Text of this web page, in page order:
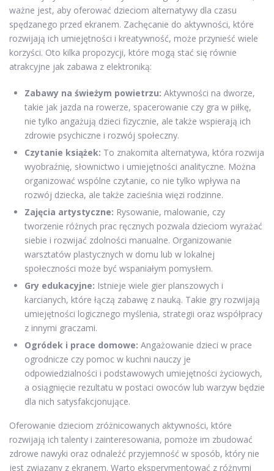
ważne jest, aby oferować dzieciom alternatywy dla czasu
spędzanego przed ekranem. Zachęcanie do aktywności, które
rozwijają ich umiejętności i kreatywność, może przynieść wiele
korzyści. Oto kilka propozycji, które mogą stać się równie
atrakcyjne jak zabawa z elektroniką:
Zabawy na świeżym powietrzu: Aktywności na dworze,
takie jak jazda na rowerze, spacerowanie czy gra w piłkę,
nie tylko angażują dzieci fizycznie, ale także wspierają ich
zdrowie psychiczne i rozwój społeczny.
Czytanie książek: To znakomita alternatywa, która rozwija
wyobraźnię, słownictwo i umiejętności analityczne. Można
organizować wspólne czytanie, co nie tylko wpływa na
rozwój dziecka, ale także zacieśnia więzi rodzinne.
Zajęcia artystyczne: Rysowanie, malowanie, czy
tworzenie różnych prac ręcznych pozwala dzieciom wyrażać
siebie i rozwijać zdolności manualne. Organizowanie
warsztatów plastycznych w domu lub w lokalnej
społeczności może być wspaniałym pomysłem.
Gry edukacyjne: Istnieje wiele gier planszowych i
karcianych, które łączą zabawę z nauką. Takie gry rozwijają
umiejętności logicznego myślenia, strategii oraz współpracy
z innymi graczami.
Ogródek i prace domowe: Angażowanie dzieci w prace
ogrodnicze czy pomoc w kuchni nauczy je
odpowiedzialności i podstawowych umiejętności życiowych,
a osiągnięcie rezultatu w postaci owoców lub warzyw będzie
dla nich satysfakcjonujące.
Oferowanie dzieciom zróżnicowanych aktywności, które
rozwijają ich talenty i zainteresowania, pomoże im zbudować
zdrowe nawyki oraz odnaleźć przyjemność w sposób, który nie
jest związany z ekranem. Warto eksperymentować z różnymi